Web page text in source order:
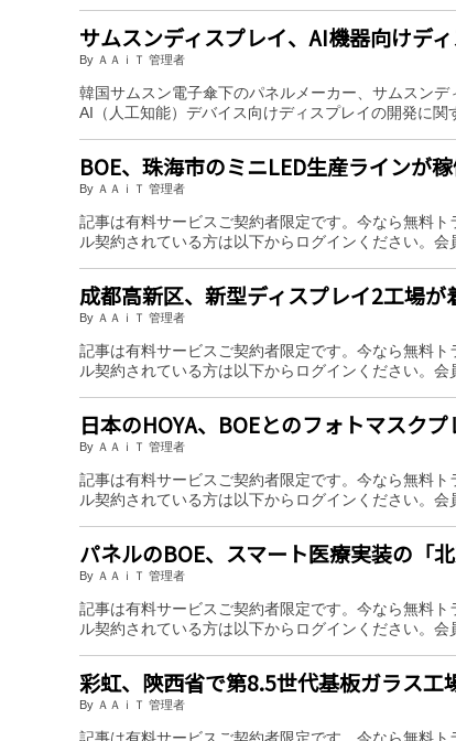
サムスンディスプレイ、AI機器向けデ
By ＡＡｉＴ 管理者
韓国サムスン電子傘下のパネルメーカー、サムスン
AI（人工知能）デバイス向けディスプレイの開発に
BOE、珠海市のミニLED生産ラインが
By ＡＡｉＴ 管理者
記事は有料サービスご契約者限定です。今なら無料
ル契約されている方は以下からログインください。会
成都高新区、新型ディスプレイ2工場が
By ＡＡｉＴ 管理者
記事は有料サービスご契約者限定です。今なら無料
ル契約されている方は以下からログインください。会
日本のHOYA、BOEとのフォトマスク
By ＡＡｉＴ 管理者
記事は有料サービスご契約者限定です。今なら無料
ル契約されている方は以下からログインください。会
パネルのBOE、スマート医療実装の「
By ＡＡｉＴ 管理者
記事は有料サービスご契約者限定です。今なら無料
ル契約されている方は以下からログインください。会
彩虹、陝西省で第8.5世代基板ガラス工
By ＡＡｉＴ 管理者